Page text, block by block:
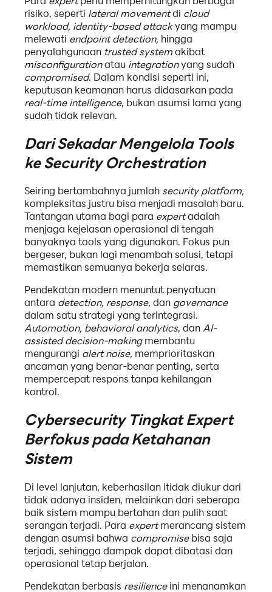
risiko, seperti lateral movementdi cloud
workload, identity-based attackyang mampu
melewati endpoint detection, hingga
penyalahgunaan trusted systemakibat
misconfigurationatau integrationyang sudah
compromised. Dalam kondisi seperti ini,
keputusan keamanan harus didasarkan pada
real-time intelligence, bukan asumsi lama yang
sudah tidak relevan.
Dari Sekadar Mengelola Tools
ke Security Orchestration
Seiring bertambahnya jumlah security platform,
kompleksitas justru bisa menjadi masalah baru.
Tantangan utama bagi para expertadalah
menjaga kejelasan operasional di tengah
banyaknya tools yang digunakan. Fokus pun
bergeser, bukan lagi menambah solusi, tetapi
memastikan semuanya bekerja selaras.
Pendekatan modern menuntut penyatuan
antara detection, response, dan governance
dalam satu strategi yang terintegrasi.
Automation, behavioral analytics, danAI-
assisted decision-makingmembantu
mengurangi alert noise, memprioritaskan
ancaman yang benar-benar penting, serta
mempercepat respons tanpa kehilangan
kontrol.
Cybersecurity Tingkat Expert
Berfokus pada Ketahanan
Sistem
Di level lanjutan, keberhasilan itidak diukur dari
tidak adanya insiden, melainkan dari seberapa
baik sistem mampu bertahan dan pulih saat
serangan terjadi. Para expertmerancang sistem
dengan asumsi bahwa compromisebisa saja
terjadi, sehingga dampak dapat dibatasi dan
operasional tetap berjalan.
Pendekatan berbasis resilienceini menanamkan